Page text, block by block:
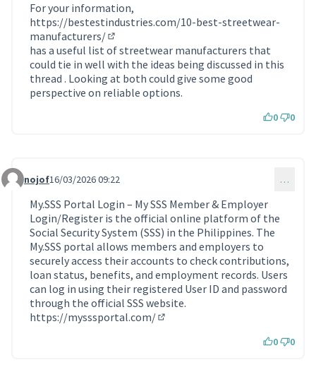
For your information,
https://bestestindustries.com/10-best-streetwear-
manufacturers/
(Lien externe)
has a useful list of streetwear manufacturers that
could tie in well with the ideas being discussed in this
thread . Looking at both could give some good
perspective on reliable options.
0 0
Commentaire 2193
nojof16/03/2026 09:22 …
My.SSS Portal Login – My SSS Member & Employer
Login/Register is the official online platform of the
Social Security System (SSS) in the Philippines. The
My.SSS portal allows members and employers to
securely access their accounts to check contributions,
loan status, benefits, and employment records. Users
can log in using their registered User ID and password
through the official SSS website.
https://mysssportal.com/
0 0